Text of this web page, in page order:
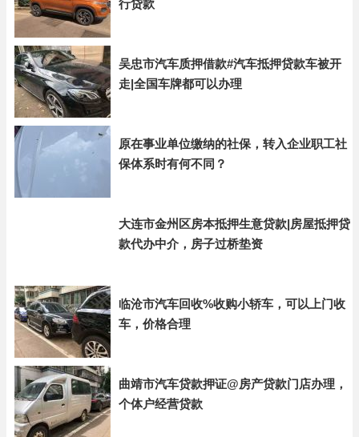
行贷款
吴忠市汽车质押借款#汽车抵押贷款车被开
走|全国车牌都可以办理
原在事业单位缴纳的社保，转入企业职工社
保体系时有何不同？
大连市金州区房本抵押生意贷款|房屋抵押贷
款代办中介，房子过桥垫资
临沧市汽车回收%收购小轿车，可以上门收
车，价格合理
曲靖市汽车贷款押证@房产贷款门店办理，
个体户经营贷款